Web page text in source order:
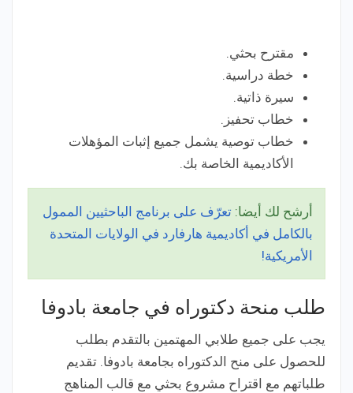
مقترح بحثي.
خطة دراسية.
سيرة ذاتية.
خطاب تحفيز.
خطاب توصية يشمل جميع إثبات المؤهلات
الأكاديمية الخاصة بك.
أرشح لك أيضا: تعرّف على برنامج الباحثيين الممول
بالكامل في أكاديمية هارفارد في الولايات المتحدة
الأمريكية!
طلب منحة دكتوراه في جامعة بادوفا
يجب على جميع طلابي المهتمين بالتقدم بطلب
للحصول على منح الدكتوراه بجامعة بادوفا. تقديم
طلباتهم مع اقتراح مشروع بحثي مع قالب المناهج